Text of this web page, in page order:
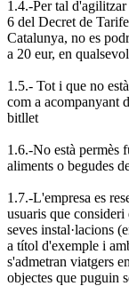
1.4.-Per tal
6 del Decret de
Catalunya, no es
a 20 eur, en
1.5.- Tot i que no
com a acompanyant
bitllet
1.6.-No està permès
aliments o begudes
1.7.-L'empresa es
usuaris que
seves instal·lacions
a títol d'exemple i
s'admetran viatgers
objectes que puguin